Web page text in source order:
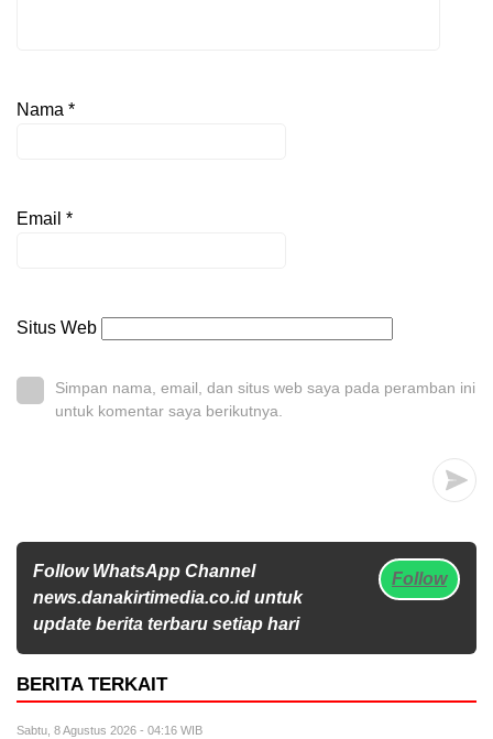
Nama *
Email *
Situs Web
Simpan nama, email, dan situs web saya pada peramban ini
untuk komentar saya berikutnya.
Follow WhatsApp Channel
news.danakirtimedia.co.id untuk
update berita terbaru setiap hari
Follow
BERITA TERKAIT
Sabtu, 8 Agustus 2026 - 04:16 WIB